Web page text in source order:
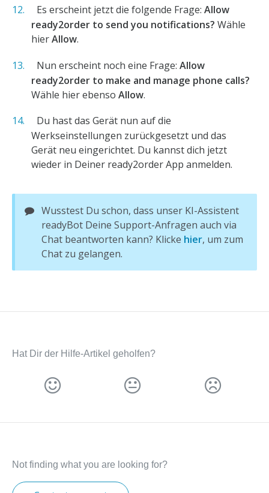
Es erscheint jetzt die folgende Frage: Allow
ready2order to send you notifications? Wähle
hierAllow.
Nun erscheint noch eine Frage: Allow
ready2order to make and manage phone calls?
Wähle hier ebenso Allow.
Du hast das Gerät nun auf die
Werkseinstellungen zurückgesetzt und das
Gerät neu eingerichtet. Du kannst dich jetzt
wieder in Deiner ready2order App anmelden.
Wusstest Du schon, dass unser KI-Assistent
readyBot Deine Support-Anfragen auch via
Chat beantworten kann? Klicke hier, um zum
Chat zu gelangen.
Hat Dir der Hilfe-Artikel geholfen?
Not finding what you are looking for?